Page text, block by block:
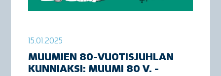
15.01.2025
MUUMIEN 80-VUOTISJUHLAN
KUNNIAKSI: MUUMI 80 V. -